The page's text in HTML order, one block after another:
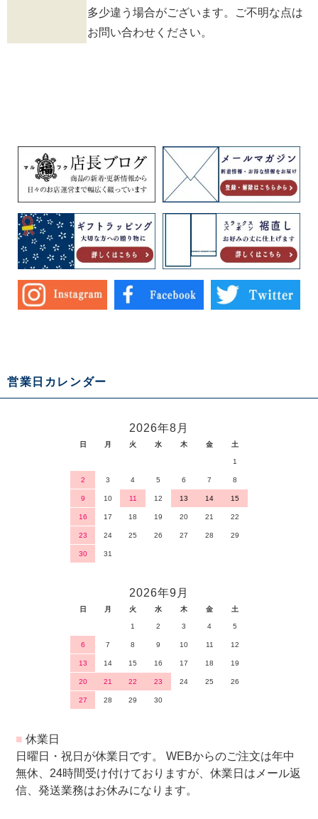
多少違う場合がございます。ご不明な点は
お問い合わせください。
営業日カレンダー
2026年8月
日 月 火 水 木 金 土
1
2 3 4 5 6 7 8
9 10 11 12 13 14 15
16 17 18 19 20 21 22
23 24 25 26 27 28 29
30 31
2026年9月
日 月 火 水 木 金 土
1 2 3 4 5
6 7 8 9 10 11 12
13 14 15 16 17 18 19
20 21 22 23 24 25 26
27 28 29 30
■ 休業日
日曜日・祝日が休業日です。 WEBからのご注文は年中
無休、24時間受け付けておりますが、休業日はメール返
信、発送業務はお休みになります。